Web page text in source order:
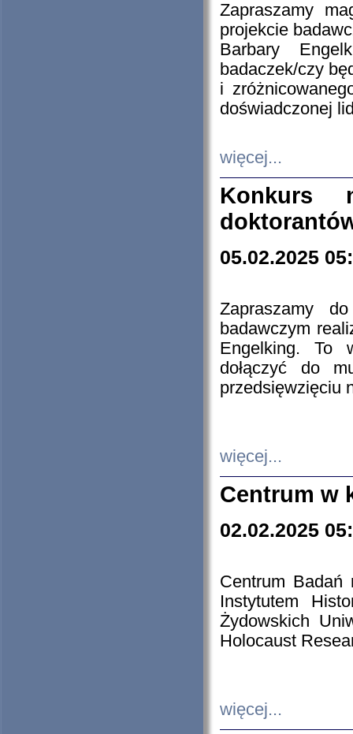
Zapraszamy
projekcie
Barbary
badaczek/czy
i
doświadczonej
więcej...
Konkurs
05.02.2025
Zapraszamy
badawczym
Engelking. To
dołączyć do
przedsięwzięciu
więcej...
Centrum w
02.02.2025
Centrum Badań
Instytutem
Żydowskich
Holocaust
więcej...